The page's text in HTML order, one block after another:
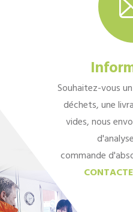
Souhaitez-vous
déchets, une
vides, nous
commande